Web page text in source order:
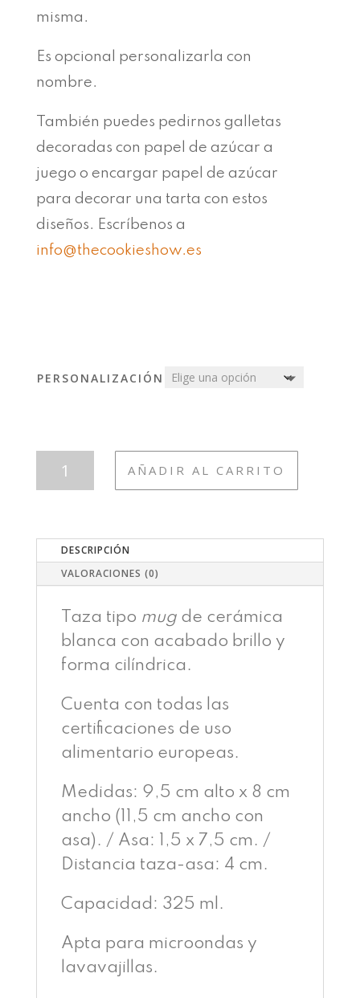
misma.
Es opcional personalizarla con
nombre.
También puedes pedirnos galletas
decoradas con papel de azúcar a
juego o encargar papel de azúcar
para decorar una tarta con estos
diseños. Escríbenos a
info@thecookieshow.es
PERSONALIZACIÓN
PESCA
AÑADIR AL CARRITO
DESCRIPCIÓN
VALORACIONES (0)
Taza tipo mugde cerámica
blanca con acabado brillo y
forma cilíndrica.
Cuenta con todas las
certificaciones de uso
alimentario europeas.
Medidas: 9,5 cm alto x 8 cm
ancho (11,5 cm ancho con
asa). / Asa: 1,5 x 7,5 cm. /
Distancia taza-asa: 4 cm.
Capacidad: 325 ml.
Apta para microondas y
lavavajillas.